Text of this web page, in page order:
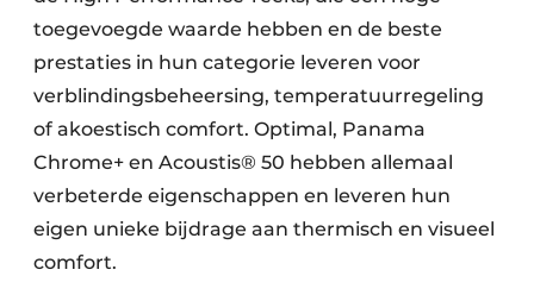
toegevoegde waarde hebben en de beste
prestaties in hun categorie leveren voor
verblindingsbeheersing, temperatuurregeling
of akoestisch comfort. Optimal, Panama
Chrome+ en Acoustis® 50 hebben allemaal
verbeterde eigenschappen en leveren hun
eigen unieke bijdrage aan thermisch en visueel
comfort.